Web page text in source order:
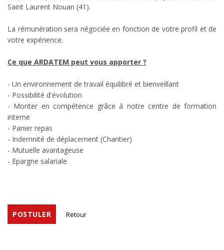
Saint Laurent Nouan (41).
La rémunération sera négociée en fonction de votre profil et de
votre expérience.
Ce que ARDATEM peut vous apporter ?
- Un environnement de travail équilibré et bienveillant
- Possibilité d'évolution
- Monter en compétence grâce à notre centre de formation
interne
- Panier repas
- Indemnité de déplacement (Chantier)
- Mutuelle avantageuse
- Epargne salariale
Retour
POSTULER